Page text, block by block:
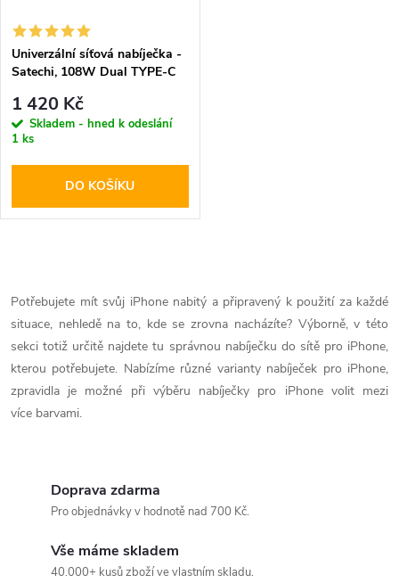
Univerzální síťová nabíječka -
Satechi, 108W Dual TYPE-C
1 420 Kč
Skladem - hned k odeslání
1 ks
DO KOŠÍKU
v
l
á
d
Potřebujete mít svůj iPhone nabitý a připravený k použití za každé
situace, nehledě na to, kde se zrovna nacházíte? Výborně, v této
sekci totiž určitě najdete tu správnou nabíječku do sítě pro iPhone,
kterou potřebujete. Nabízíme různé varianty nabíječek pro iPhone,
zpravidla je možné při výběru nabíječky pro iPhone volit mezi
více barvami.
Doprava zdarma
Pro objednávky v hodnotě nad 700 Kč.
Vše máme skladem
40.000+ kusů zboží ve vlastním skladu.